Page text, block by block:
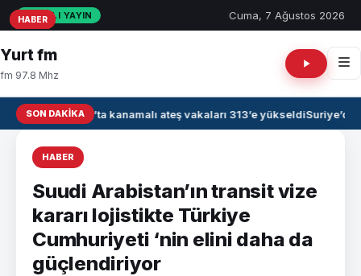
CANLI YAYIN Cuma, 7 Ağustos 2026
Yurt fm
fm 97.8 Mhz
SON DAKIKAIrak’ta kanamalı ateş vakaları 313’e yükseldiSuriye’de
HABER
Suudi Arabistan’ın transit vize
kararı lojistikte Türkiye
Cumhuriyeti ‘nin elini daha da
güçlendiriyor
HABER
HABER
HABER